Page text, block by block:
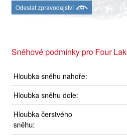
Odeslat zpravodajství
Sněhové podmínky pro Four
Hloubka sněhu nahoře:
Hloubka sněhu dole:
Hloubka čerstvého
sněhu: